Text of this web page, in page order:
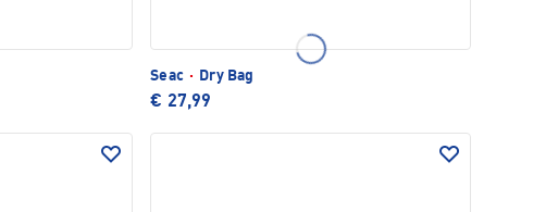
Seac · Dry Bag
€ 27,99